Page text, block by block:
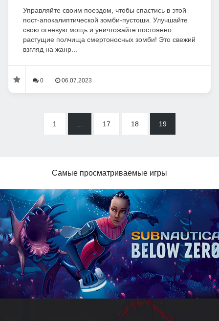
Управляйте своим поездом, чтобы спастись в этой
пост-апокалиптической зомби-пустоши. Улучшайте
свою огневую мощь и уничтожайте постоянно
растущие полчища смертоносных зомби! Это свежий
взгляд на жанр...
0 06.07.2023
1 17 18 19
Самые просматриваемые игры